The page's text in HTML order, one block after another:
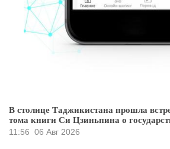
В столице Таджикистана прошла
тома книги Си Цзиньпина о
11:56 06 Авг 2026